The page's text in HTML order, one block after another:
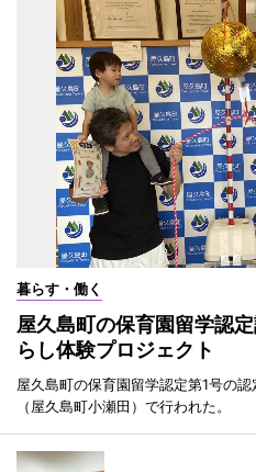
暮らす・働く
屋久島町の保育園留学認
らし体験プロジェクト
屋久島町の保育園留学認定第1号の
（屋久島町小瀬田）で行われた。